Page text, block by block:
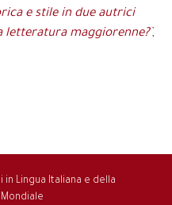
e stile in due autrici
letteratura maggiorenne?`,
Lingua Italiana e della